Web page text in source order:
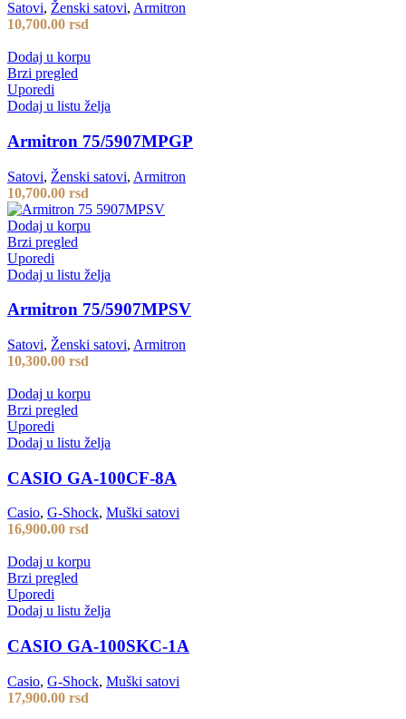
Satovi, Ženski satovi, Armitron
10,700.00 rsd
Dodaj u korpu
Brzi pregled
Uporedi
Dodaj u listu želja
Armitron 75/5907MPGP
Satovi, Ženski satovi, Armitron
10,700.00 rsd
Dodaj u korpu
Brzi pregled
Uporedi
Dodaj u listu želja
Armitron 75/5907MPSV
Satovi, Ženski satovi, Armitron
10,300.00 rsd
Dodaj u korpu
Brzi pregled
Uporedi
Dodaj u listu želja
CASIO GA-100CF-8A
Casio, G-Shock, Muški satovi
16,900.00 rsd
Dodaj u korpu
Brzi pregled
Uporedi
Dodaj u listu želja
CASIO GA-100SKC-1A
Casio, G-Shock, Muški satovi
17,900.00 rsd